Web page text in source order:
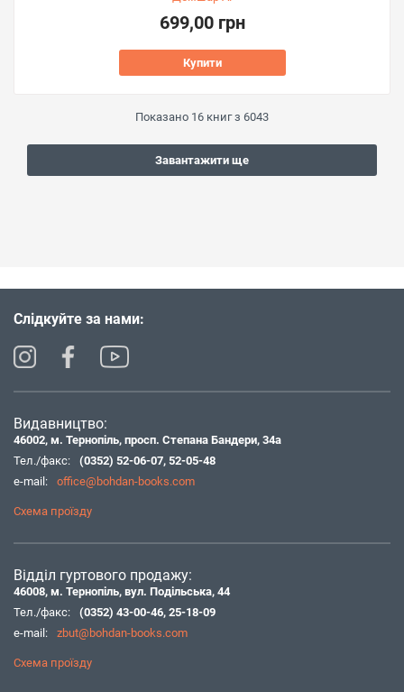
699,00 грн
Купити
Показано 16 книг з 6043
Завантажити ще
Слідкуйте за нами:
Видавництво:
46002, м. Тернопіль, просп. Степана Бандери, 34а
Тел./факс:
(0352) 52-06-07, 52-05-48
e-mail:
office@bohdan-books.com
Схема проїзду
Відділ гуртового продажу:
46008, м. Тернопіль, вул. Подільська, 44
Тел./факс:
(0352) 43-00-46, 25-18-09
e-mail:
zbut@bohdan-books.com
Схема проїзду